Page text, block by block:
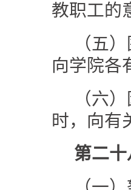
教职工的
（五
向学院各
（六
时，向有
第二